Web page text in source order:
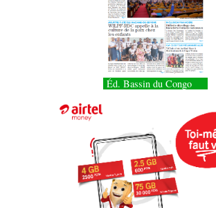
Éd. Bassin du Congo